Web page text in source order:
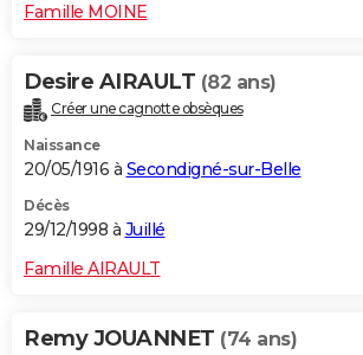
Famille MOINE
Desire AIRAULT (82 ans)
Créer une cagnotte obsèques
Naissance
20/05/1916 à Secondigné-sur-Belle
Décès
29/12/1998 à Juillé
Famille AIRAULT
Remy JOUANNET (74 ans)